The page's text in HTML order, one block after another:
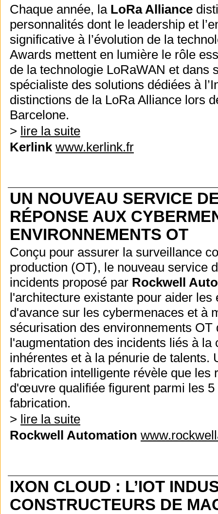
Chaque année, la LoRa Alliance
personnalités dont le leadership et
significative à l’évolution de la
Awards mettent en lumière le rôle
de la technologie LoRaWAN et dans
spécialiste des solutions dédiées à
distinctions de la LoRa Alliance lors
Barcelone.
> lire la suite
Kerlink www.kerlink.fr
UN NOUVEAU SERVICE
RÉPONSE AUX
ENVIRONNEMENTS OT
Conçu pour assurer la surveillance
production (OT), le nouveau service
incidents proposé par Rockwell
l'architecture existante pour aider
d'avance sur les cybermenaces et à
sécurisation des environnements
l'augmentation des incidents liés à
inhérentes et à la pénurie de
fabrication intelligente révèle que
d'œuvre qualifiée figurent parmi les
fabrication.
> lire la suite
Rockwell Automation
IXON CLOUD : L’IOT
CONSTRUCTEURS DE